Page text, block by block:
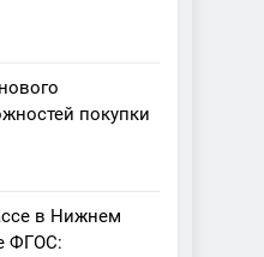
покупки
в Нижнем
ФГОС: